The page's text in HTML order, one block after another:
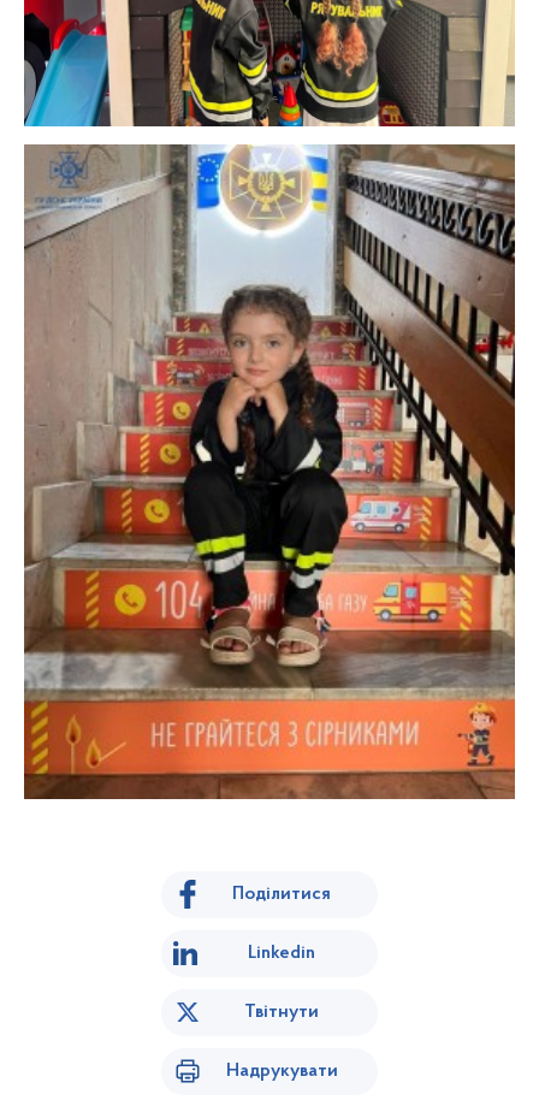
Поділитися
Linkedin
Твітнути
Надрукувати